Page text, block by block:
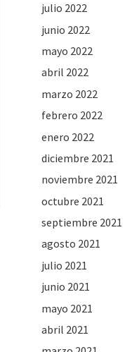
julio 2022
junio 2022
mayo 2022
abril 2022
marzo 2022
febrero 2022
enero 2022
diciembre 2021
noviembre 2021
octubre 2021
septiembre 2021
agosto 2021
julio 2021
junio 2021
mayo 2021
abril 2021